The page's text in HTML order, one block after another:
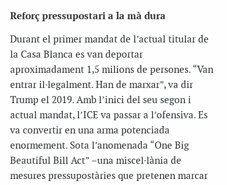
Reforç pressupostari a la mà dura
Durant el primer mandat de l’actual titular de
la Casa Blanca es van deportar
aproximadament 1,5 milions de persones. “Van
entrar il·legalment. Han de marxar”, va dir
Trump el 2019. Amb l’inici del seu segon i
actual mandat, l’ICE va passar a l’ofensiva. Es
va convertir en una arma potenciada
enormement. Sota l’anomenada “One Big
Beautiful Bill Act” –una miscel·lània de
mesures pressupostàries que pretenen marcar